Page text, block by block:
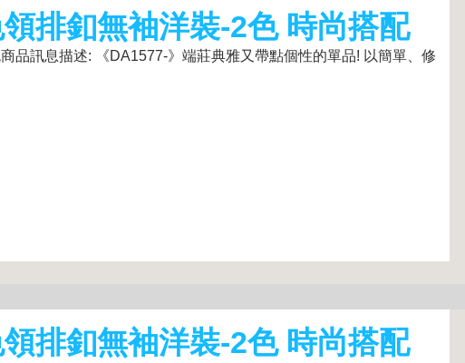
排釦無袖洋裝-2色 時尚搭配
品訊息描述: 《DA1577-》端莊典雅又帶點個性的單品! 以簡單、修
排釦無袖洋裝-2色 時尚搭配